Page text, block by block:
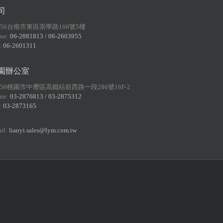
台南市東區崇學路166號5樓
06-2881813 / 06-2603955
06-2601311
辦公室
桃園市中壢區高鐵站前西路一段286號16F-2
03-2876813 / 03-2875312
03-2873165
lianyi.sales@lym.com.tw